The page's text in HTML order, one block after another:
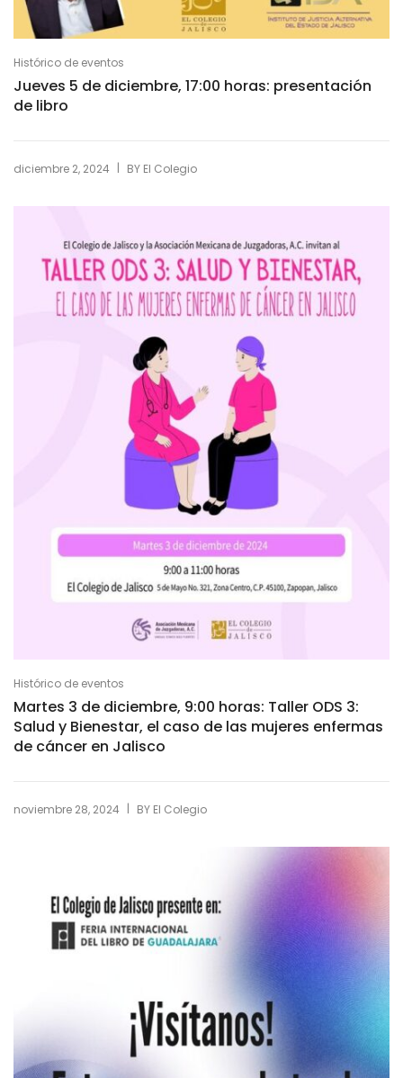
Histórico de eventos
Jueves 5 de diciembre, 17:00 horas: presentación
de libro
diciembre 2, 2024 | BY El Colegio
Histórico de eventos
Martes 3 de diciembre, 9:00 horas: Taller ODS 3:
Salud y Bienestar, el caso de las mujeres enfermas
de cáncer en Jalisco
noviembre 28, 2024 BY El Colegio